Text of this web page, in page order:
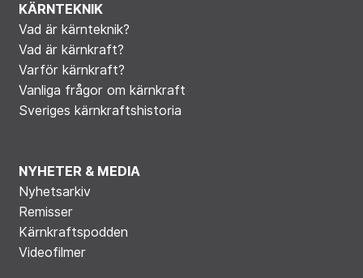
KÄRNTEKNIK
Vad är kärnteknik?
Vad är kärnkraft?
Varför kärnkraft?
Vanliga frågor om kärnkraft
Sveriges kärnkraftshistoria
NYHETER & MEDIA
Nyhetsarkiv
Remisser
Kärnkraftspodden
Videofilmer